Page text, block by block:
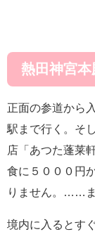
熱田神宮本
正面の参道から
駅まで行く。そ
店「あつた蓬莱
食に５０００円
りません。……ま
境内に入るとす